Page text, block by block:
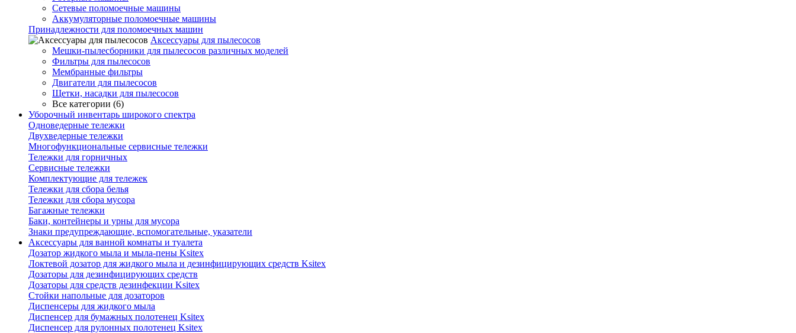
Сетевые поломоечные машины
Аккумуляторные поломоечные машины
Принадлежности для поломоечных машин
Аксессуары для пылесосов
Мешки-пылесборники для пылесосов различных моделей
Фильтры для пылесосов
Мембранные фильтры
Двигатели для пылесосов
Щетки, насадки для пылесосов
Все категории (6)
Уборочный инвентарь широкого спектра
Одноведерные тележки
Двухведерные тележки
Многофункциональные сервисные тележки
Тележки для горничных
Сервисные тележки
Комплектующие для тележек
Тележки для сбора белья
Тележки для сбора мусора
Багажные тележки
Баки, контейнеры и урны для мусора
Знаки предупреждающие, вспомогательные, указатели
Аксессуары для ванной комнаты и туалета
Дозатор жидкого мыла и мыла-пены Ksitex
Локтевой дозатор для жидкого мыла и дезинфицирующих средств Ksitex
Дозаторы для дезинфицирующих средств
Дозаторы для средств дезинфекции Ksitex
Стойки напольные для дозаторов
Диспенсеры для жидкого мыла
Диспенсер для бумажных полотенец Ksitex
Диспенсер для рулонных полотенец Ksitex